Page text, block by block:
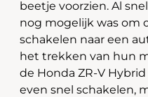
beetje voorzien. Al
nog mogelijk was om
schakelen naar een
het trekken van hun
de Honda ZR-V
even snel schakelen,